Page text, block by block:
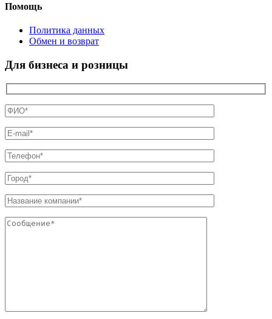
Помощь
Политика данных
Обмен и возврат
Для бизнеса и розницы